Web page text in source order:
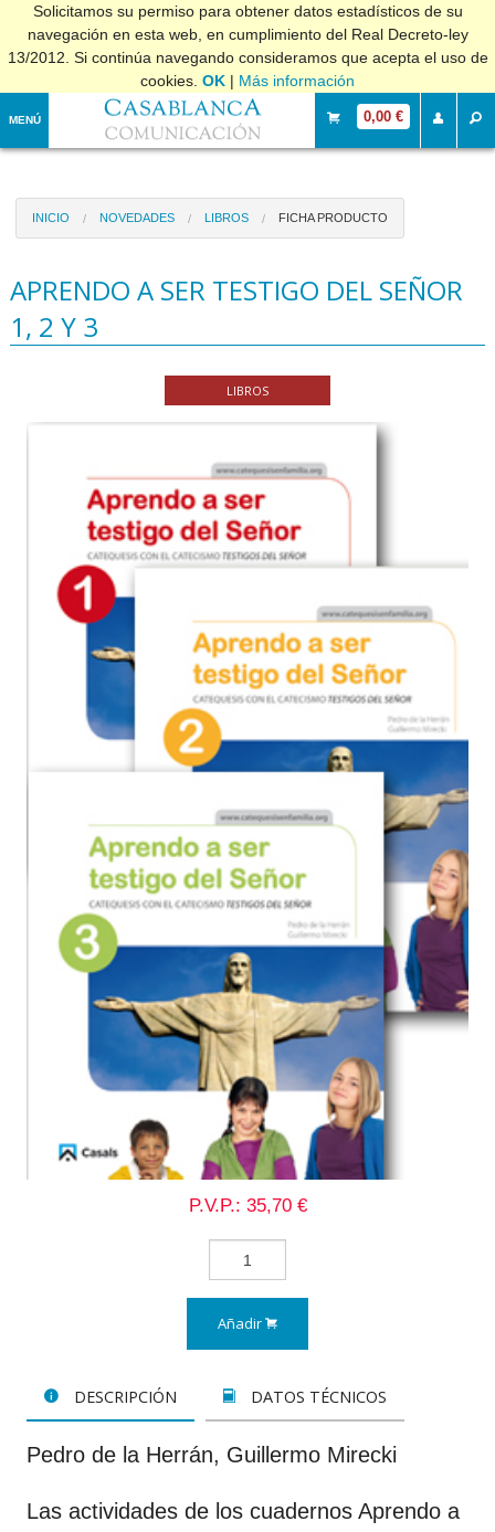
Solicitamos su permiso para obtener datos estadísticos de su
navegación en esta web, en cumplimiento del Real Decreto-ley
13/2012. Si continúa navegando consideramos que acepta el uso de
cookies. OK | Más información
MENÚ 0,00 €
INICIO NOVEDADES LIBROS FICHA PRODUCTO
APRENDO A SER TESTIGO DEL SEÑOR
1, 2 Y 3
LIBROS
P.V.P.: 35,70 €
Añadir
DESCRIPCIÓN DATOS TÉCNICOS
Pedro de la Herrán, Guillermo Mirecki
Las actividades de los cuadernos Aprendo a